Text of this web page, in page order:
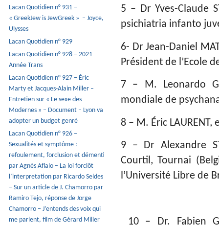
5 – Dr Yves-Claude
psichiatria infanto
6- Dr Jean-Daniel
Président de l’Ecole
7 – M. Leonardo
mondiale de
8 – M. Éric LAURENT,
9 – Dr Alexandre
Courtil, Tournai
l’Université Libre de
10 – Dr. Fabien
Lacan Quotidien n° 931 –
« GreekJew is JewGreek » – Joyce,
Ulysses
Lacan Quotidien n° 929
Lacan Quotidien n° 928 – 2021
Année Trans
Lacan Quotidien n° 927 – Éric
Marty et Jacques-Alain Miller –
Entretien sur « Le sexe des
Modernes » – Document – Lyon va
adopter un budget genré
Lacan Quotidien n° 926 –
Sexualités et symptôme :
refoulement, forclusion et démenti
par Agnès Aflalo – La loi forclôt
l’interpretation par Ricardo Seldes
– Sur un article de J. Chamorro par
Ramiro Tejo, réponse de Jorge
Chamorro – J’entends des voix qui
me parlent, film de Gérard Miller